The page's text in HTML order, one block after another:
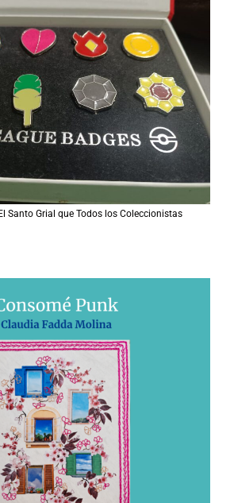
Santo Grial que Todos los Coleccionistas